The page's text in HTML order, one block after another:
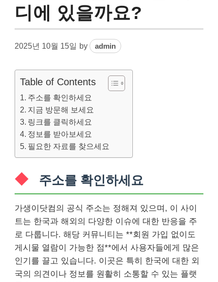
디에 있을까요?
2025년 10월 15일 by admin
Table of Contents
주소를 확인하세요
지금 방문해 보세요
링크를 클릭하세요
정보를 받아보세요
필요한 자료를 찾으세요
주소를 확인하세요
가생이닷컴의 공식 주소는 정해져 있으며, 이 사이
트는 한국과 해외의 다양한 이슈에 대한 반응을 주
로 다룹니다. 해당 커뮤니티는 **회원 가입 없이도
게시물 열람이 가능한 점**에서 사용자들에게 많은
인기를 끌고 있습니다. 이곳은 특히 한국에 대한 외
국의 의견이나 정보를 원활히 소통할 수 있는 플랫